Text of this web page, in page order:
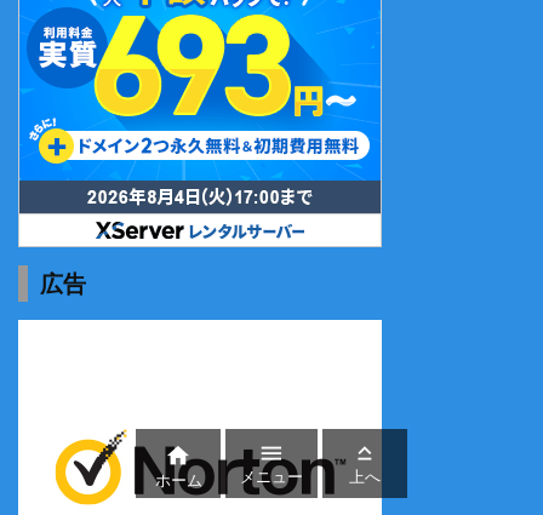
広告

ホーム

メニュー

上へ